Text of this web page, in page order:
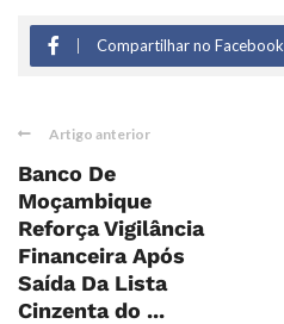
Compartilhar no Facebook
Artigo anterior
Banco De
Moçambique
Reforça Vigilância
Financeira Após
Saída Da Lista
Cinzenta do ...